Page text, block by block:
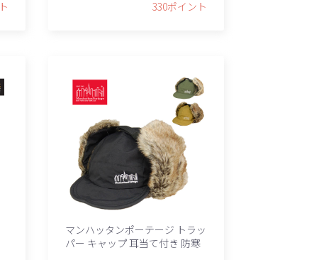
330ポイント
マンハッタンポーテージ トラッ
パー キャップ 耳当て付き 防寒